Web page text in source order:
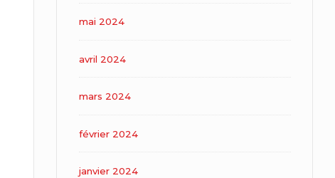
mai 2024
avril 2024
mars 2024
février 2024
janvier 2024